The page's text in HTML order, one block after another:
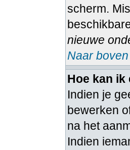
scherm.
nieuwe
Naar boven
Hoe kan
Indien je
bewerken
na het
Indien